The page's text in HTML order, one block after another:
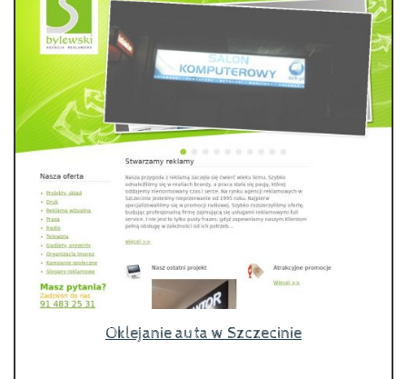
Oklejanie auta w Szczecinie